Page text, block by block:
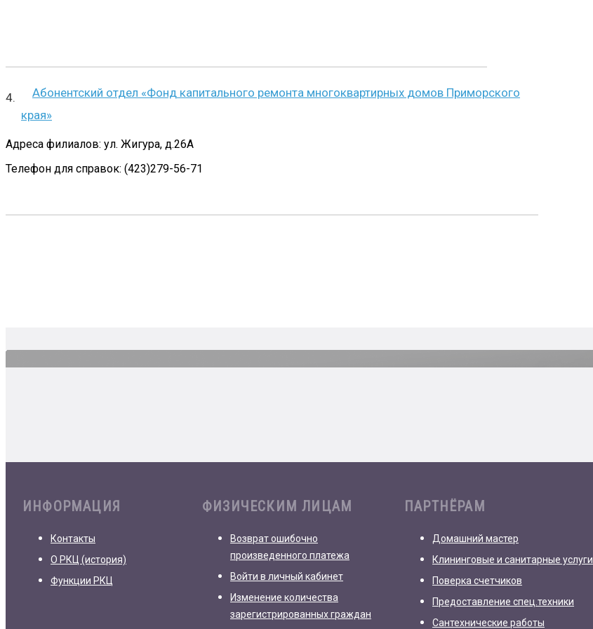
Абонентский отдел «Фонд капитального ремонта многоквартирных домов Приморского
края»
Адреса филиалов: ул. Жигура, д.26А
Телефон для справок: (423)279-56-71
ИНФОРМАЦИЯ
Контакты
О РКЦ (история)
Функции РКЦ
ФИЗИЧЕСКИМ ЛИЦАМ
Возврат ошибочно
произведенного платежа
Войти в личный кабинет
Изменение количества
зарегистрированных граждан
ПАРТНЁРАМ
Домашний мастер
Клининговые и санитарные услуги
Поверка счетчиков
Предоставление спец.техники
Сантехнические работы